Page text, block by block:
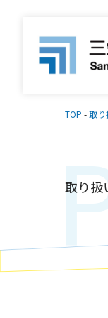
TOP -取り
取り扱